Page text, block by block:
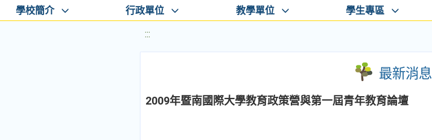
學校簡介 行政單位 教學單位 學生專區
:::
最新消息
2009年暨南國際大學教育政策營與第一屆青年教育論壇